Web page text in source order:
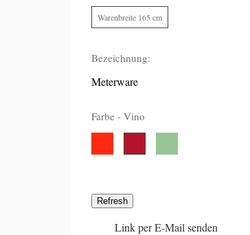
Warenbreite 165 cm
Bezeichnung:
Meterware
Farbe - Vino
Link per E-Mail senden